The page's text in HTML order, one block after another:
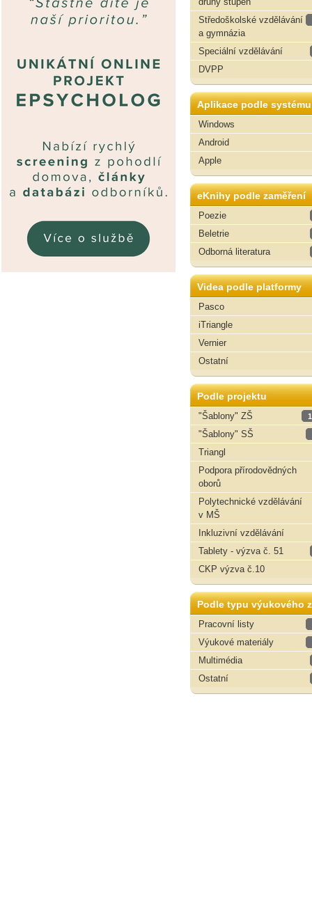
Středoškolské vzdělávání
a gymnázia
Speciální vzdělávání
DVPP
Aplikace podle systému
Windows
Android
Apple
eKnihy podle zaměření
Poezie
Beletrie
Odborná literatura
Videa podle platformy
Pasco
iTriangle
Vernier
Ostatní
Podle projektu
"Šablony" ZŠ
"Šablony" SŠ
Triangl
Podpora přírodovědných
oborů
Polytechnické vzdělávání
v MŠ
Inkluzivní vzdělávání
Tablety - výzva č. 51
CKP výzva č.10
Podle typu výukového
Pracovní listy
Výukové materiály
Multimédia
Ostatní